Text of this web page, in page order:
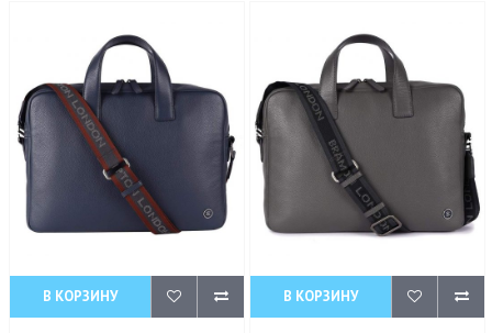
В КОРЗИНУ В КОРЗИНУ